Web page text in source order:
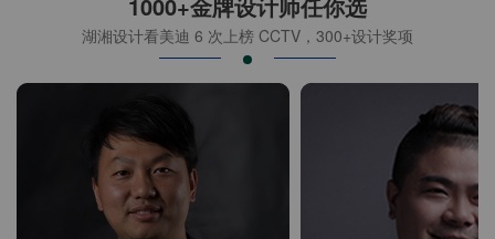
湖湘设计看美迪 6 次上榜 CCTV，300+设计奖项